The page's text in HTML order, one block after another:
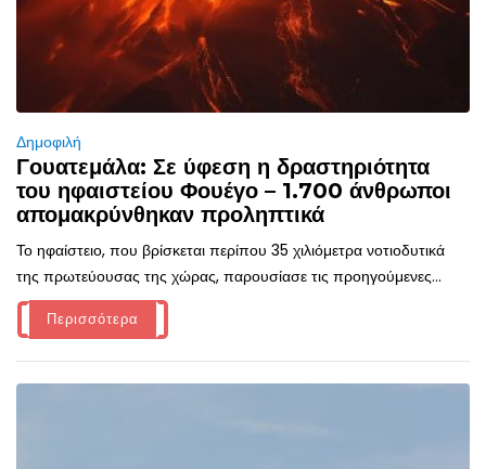
Δημοφιλή
Γουατεμάλα: Σε ύφεση η δραστηριότητα
του ηφαιστείου Φουέγο – 1.700 άνθρωποι
απομακρύνθηκαν προληπτικά
Το ηφαίστειο, που βρίσκεται περίπου 35 χιλιόμετρα νοτιοδυτικά
της πρωτεύουσας της χώρας, παρουσίασε τις προηγούμενες...
Περισσότερα